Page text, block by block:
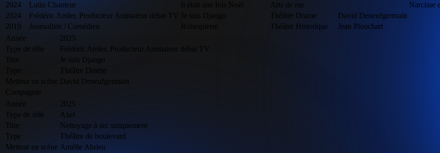
2024
Lutin Chanteur Arts de rue
Narcisse
2024
Frédéric Amler, Producteur Animateur débat TV Théâtre Drame
David Deneufgermain
2019
Journaliste / Comédien Théâtre Historique
Jean Plouchart
Année
2025
Type de rôle
Frédéric Amler, Producteur Animateur débat TV
Je suis Django
Théâtre Drame
Metteur en scène David Deneufgermain
Compagnie
Année
2025
Type de rôle
Axel
Titre
Nettoyage à sec uniquement
Type
Théâtre de boulevard
Metteur en scène Amélie Abrieu